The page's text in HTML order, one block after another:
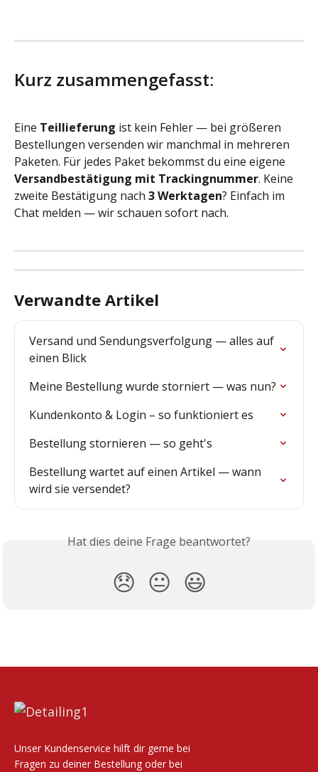
Kurz zusammengefasst:
Eine Teillieferung ist kein Fehler — bei größeren
Bestellungen versenden wir manchmal in mehreren
Paketen. Für jedes Paket bekommst du eine eigene
Versandbestätigung mit Trackingnummer. Keine
zweite Bestätigung nach 3 Werktagen? Einfach im
Chat melden — wir schauen sofort nach.
Verwandte Artikel
Versand und Sendungsverfolgung — alles auf
einen Blick
Meine Bestellung wurde storniert — was nun?
Kundenkonto & Login – so funktioniert es
Bestellung stornieren — so geht's
Bestellung wartet auf einen Artikel — wann
wird sie versendet?
Hat dies deine Frage beantwortet?
😞 😐 😃
Unser Kundenservice hilft dir gerne bei
Fragen zu deiner Bestellung oder bei